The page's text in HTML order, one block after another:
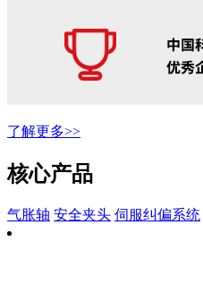
了解更多>>
核心产品
气胀轴 安全夹头 伺服纠偏系统